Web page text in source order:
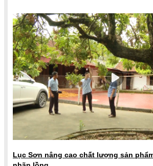
Lục Sơn nâng cao chất lượng sản